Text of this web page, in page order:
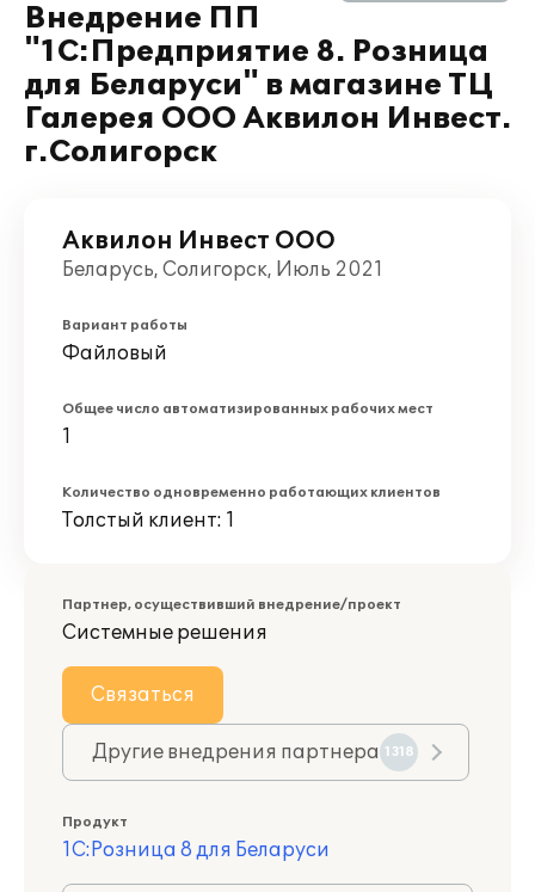
Внедрение ПП
"1С:Предприятие 8. Розница
для Беларуси" в магазине ТЦ
Галерея ООО Аквилон Инвест.
г.Солигорск
Аквилон Инвест ООО
Беларусь, Солигорск, Июль 2021
Вариант работы
Файловый
Общее число автоматизированных рабочих мест
1
Количество одновременно работающих клиентов
Толстый клиент: 1
Партнер, осуществивший внедрение/проект
Системные решения
Связаться
Другие внедрения партнера 1318
Продукт
1С:Розница 8 для Беларуси